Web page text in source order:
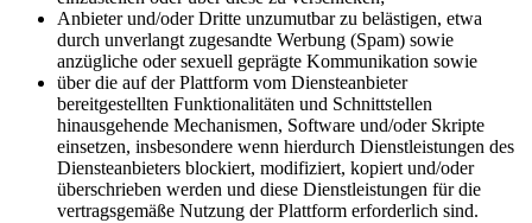
Anbieter und/oder Dritte unzumutbar zu belästigen, etwa
durch unverlangt zugesandte Werbung (Spam) sowie
anzügliche oder sexuell geprägte Kommunikation sowie
über die auf der Plattform vom Diensteanbieter
bereitgestellten Funktionalitäten und Schnittstellen
hinausgehende Mechanismen, Software und/oder Skripte
einsetzen, insbesondere wenn hierdurch Dienstleistungen des
Diensteanbieters blockiert, modifiziert, kopiert und/oder
überschrieben werden und diese Dienstleistungen für die
vertragsgemäße Nutzung der Plattform erforderlich sind.